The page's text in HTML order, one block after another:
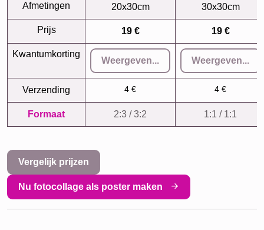
Afmetingen 20x30cm 30x30cm
Prijs 19 € 19 €
Kwantumkorting
Weergeven... Weergeven...
Verzending 4 € 4 €
Formaat 2:3 / 3:2 1:1 / 1:1
Vergelijk prijzen
Nu fotocollage als poster maken